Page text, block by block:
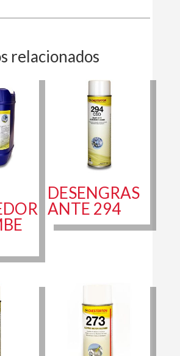
relacionados
DESENGRAS
ANTE 294